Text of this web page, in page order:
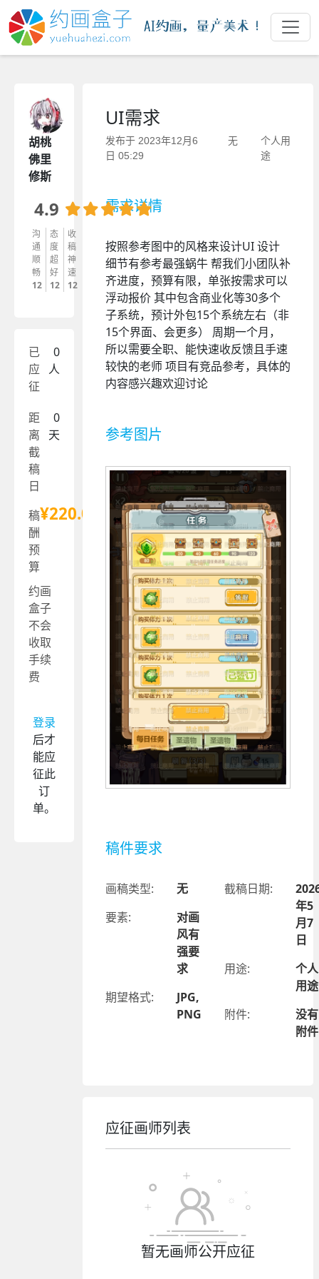
胡桃
佛里
修斯
4.9
沟
通
顺
畅
12
态
度
超
好
12
收
稿
神
速
12
已
应
征
0
人
距
离
截
稿
日
0
天
稿
酬
预
算
¥220.00
约画
盒子
不会
收取
手续
费
登录
后才
能应
征此
订
单。
UI需求
发布于 2023年12月6
日 05:29
无
个人用
途
需求详情
按照参考图中的风格来设计UI 设计
细节有参考最强蜗牛 帮我们小团队补
齐进度，预算有限，单张按需求可以
浮动报价 其中包含商业化等30多个
子系统，预计外包15个系统左右（非
15个界面、会更多） 周期一个月，
所以需要全职、能快速收反馈且手速
较快的老师 项目有竞品参考，具体的
内容感兴趣欢迎讨论
参考图片
稿件要求
画稿类型:
无
要素:
对画
风有
强要
求
期望格式:
JPG,
PNG
截稿日期:
年5
月7
日
用途:
个人
用途
附件:
没有
附件
应征画师列表
暂无画师公开应征